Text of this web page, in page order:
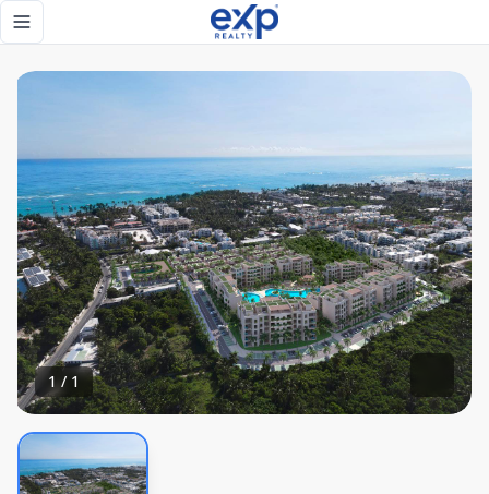
Toggle navigation menu
1 / 1
New Condos by the Beach - eXp Realty República